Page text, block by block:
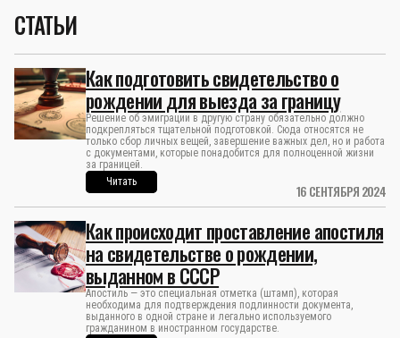
СТАТЬИ
16 СЕНТЯБРЯ 2024
Как подготовить свидетельство о
рождении для выезда за границу
Решение об эмиграции в другую страну обязательно должно
подкрепляться тщательной подготовкой. Сюда относятся не
только сбор личных вещей, завершение важных дел, но и работа
с документами, которые понадобится для полноценной жизни
за границей.
Читать
Как происходит проставление апостиля
на свидетельстве о рождении,
выданном в СССР
Апостиль — это специальная отметка (штамп), которая
необходима для подтверждения подлинности документа,
выданного в одной стране и легально используемого
гражданином в иностранном государстве.